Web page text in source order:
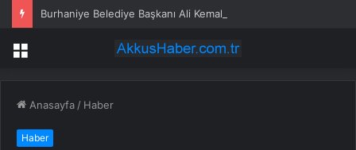
Menü
Anasayfa / Haber
Haber